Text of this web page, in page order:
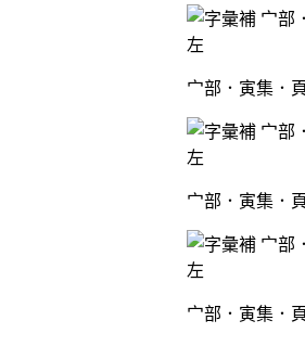
宀部．寅集．
宀部．寅集．
宀部．寅集．